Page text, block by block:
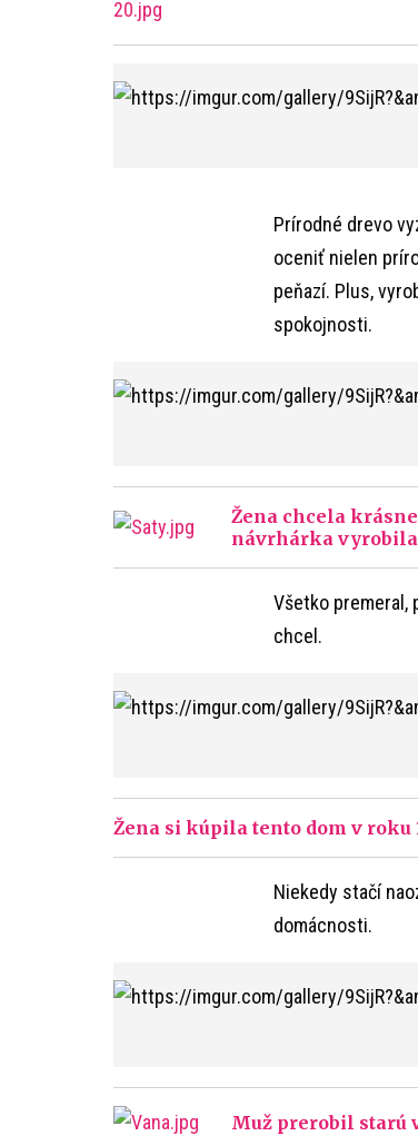
Prírodné drevo
oceniť nielen
peňazí. Plus,
spokojnosti.
Žena chcela
návrhárka
Všetko premeral,
chcel.
Žena si kúpila tento dom v roku
Niekedy stačí
domácnosti.
Muž prerobil starú